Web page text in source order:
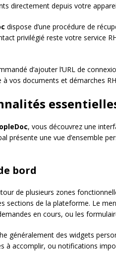
directement depuis votre
dispose d’une procédure de
privilégié reste votre service
d’ajouter l’URL de
vos documents et démarches
, vous découvrez une
présente une vue d’ensemble
bord
de plusieurs zones
sections de la plateforme. Le
en cours, ou les
généralement des widgets
à accomplir, ou notifications